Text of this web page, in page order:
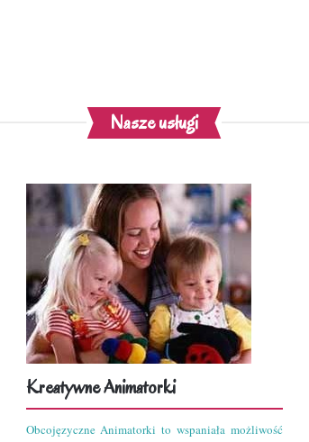
Nasze usługi
Kreatywne Animatorki
Obcojęzyczne Animatorki to wspaniała możliwość